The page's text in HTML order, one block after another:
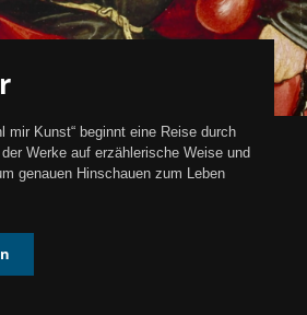
mir Kunst“ beginnt eine Reise durch
Werke auf erzählerische Weise und
genauen Hinschauen zum Leben